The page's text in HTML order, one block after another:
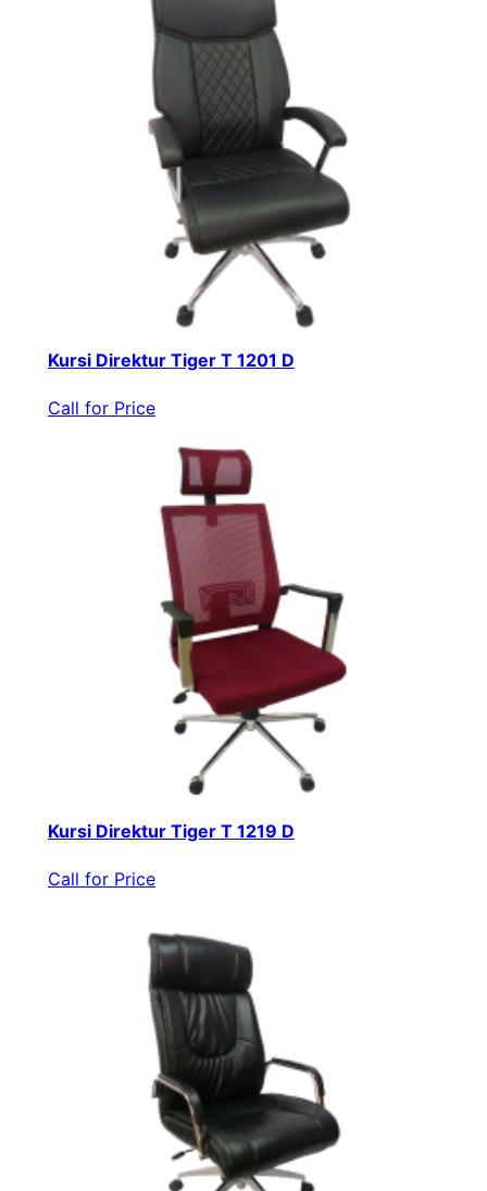
Kursi Direktur Tiger T 1201 D
Call for Price
Kursi Direktur Tiger T 1219 D
Call for Price